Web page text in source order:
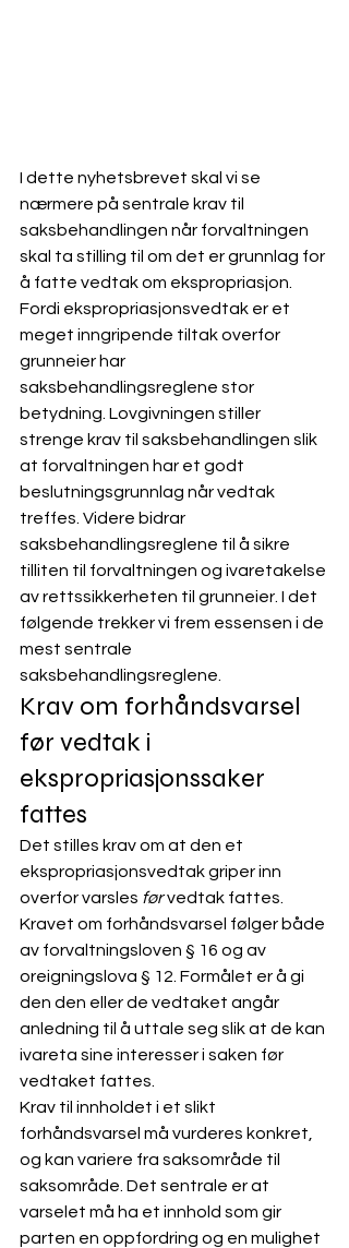
I dette nyhetsbrevet skal vi se
nærmere på sentrale krav til
saksbehandlingen når forvaltningen
skal ta stilling til om det er grunnlag for
å fatte vedtak om ekspropriasjon.
Fordi ekspropriasjonsvedtak er et
meget inngripende tiltak overfor
grunneier har
saksbehandlingsreglene stor
betydning. Lovgivningen stiller
strenge krav til saksbehandlingen slik
at forvaltningen har et godt
beslutningsgrunnlag når vedtak
treffes. Videre bidrar
saksbehandlingsreglene til å sikre
tilliten til forvaltningen og ivaretakelse
av rettssikkerheten til grunneier. I det
følgende trekker vi frem essensen i de
mest sentrale
saksbehandlingsreglene.
Krav om forhåndsvarsel
før vedtak i
ekspropriasjonssaker
fattes
Det stilles krav om at den et
ekspropriasjonsvedtak griper inn
overfor varsles før vedtak fattes.
Kravet om forhåndsvarsel følger både
av forvaltningsloven § 16 og av
oreigningslova § 12. Formålet er å gi
den den eller de vedtaket angår
anledning til å uttale seg slik at de kan
ivareta sine interesser i saken før
vedtaket fattes.
Krav til innholdet i et slikt
forhåndsvarsel må vurderes konkret,
og kan variere fra saksområde til
saksområde. Det sentrale er at
varselet må ha et innhold som gir
parten en oppfordring og en mulighet